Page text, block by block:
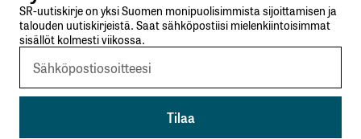
SR-uutiskirje on yksi Suomen monipuolisimmista sijoittamisen ja
talouden uutiskirjeistä. Saat sähköpostiisi mielenkiintoisimmat
sisällöt kolmesti viikossa.